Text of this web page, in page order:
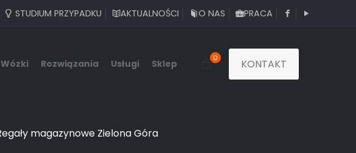
STUDIUM PRZYPADKU AKTUALNOŚCI O NAS PRACA
Wózki Rozwiązania Usługi Sklep 0 KONTAKT
magazynowe Zielona Góra